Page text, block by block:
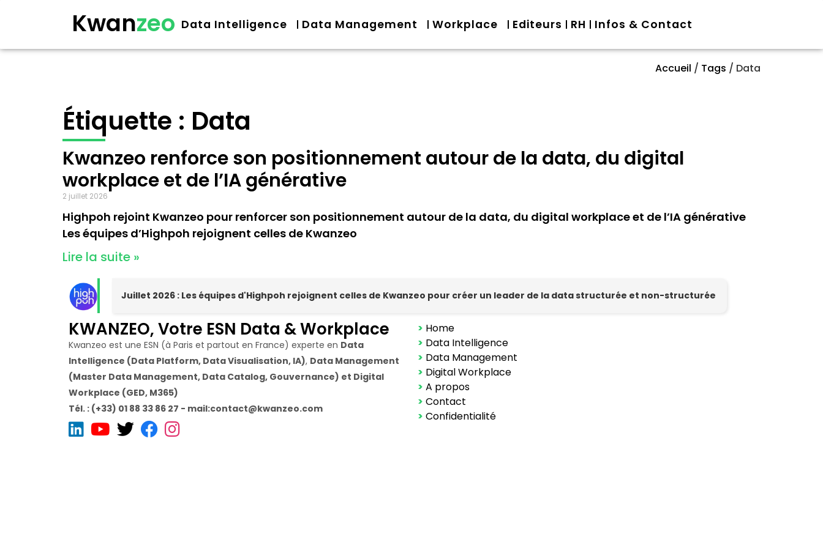
Kwanzeo Data Intelligence Data Management Workplace Editeurs RH Infos & Contact
Accueil / Tags / Data
Étiquette : Data
Kwanzeo renforce son positionnement autour de la data, du digital
workplace et de l’IA générative
2 juillet 2026
Highpoh rejoint Kwanzeo pour renforcer son positionnement autour de la data, du digital workplace et de l’IA générative
Les équipes d’Highpoh rejoignent celles de Kwanzeo
Lire la suite »
Juillet 2026 : Les équipes d'Highpoh rejoignent celles de Kwanzeo pour créer un leader de la data structurée et non-structurée
KWANZEO, Votre ESN Data & Workplace
Kwanzeo est une ESN (à Paris et partout en France) experte en Data
Intelligence (Data Platform, Data Visualisation, IA), Data Management
(Master Data Management, Data Catalog, Gouvernance) et Digital
Workplace (GED, M365)
Tél. : (+33) 01 88 33 86 27 - mail:contact@kwanzeo.com
> Home
> Data Intelligence
> Data Management
> Digital Workplace
> A propos
> Contact
> Confidentialité